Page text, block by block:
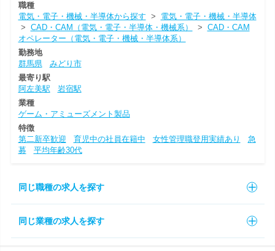
職種
電気・電子・機械・半導体から探す > 電気・電子・機械・半導体
> CAD・CAM（電気・電子・半導体・機械系） > CAD・CAM
オペレーター（電気・電子・機械・半導体系）
勤務地
群馬県
みどり市
最寄り駅
阿左美駅
岩宿駅
業種
ゲーム・アミューズメント製品
特徴
第二新卒歓迎
育児中の社員在籍中 女性管理職登用実績あり
急
募
平均年齢30代
同じ職種の求人を探す
同じ業種の求人を探す